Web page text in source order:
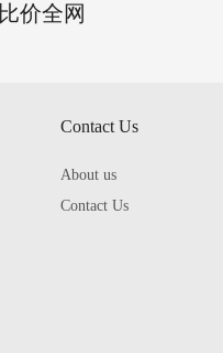
比价全网
Contact Us
About us
Contact Us